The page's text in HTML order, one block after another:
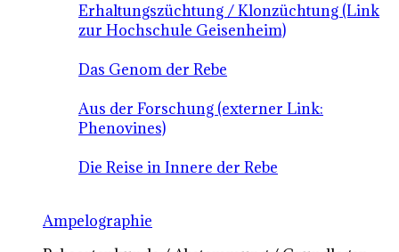
Erhaltungszüchtung / Klonzüchtung (Link
zur Hochschule Geisenheim)
Das Genom der Rebe
Aus der Forschung (externer Link:
Phenovines)
Die Reise in Innere der Rebe
Ampelographie